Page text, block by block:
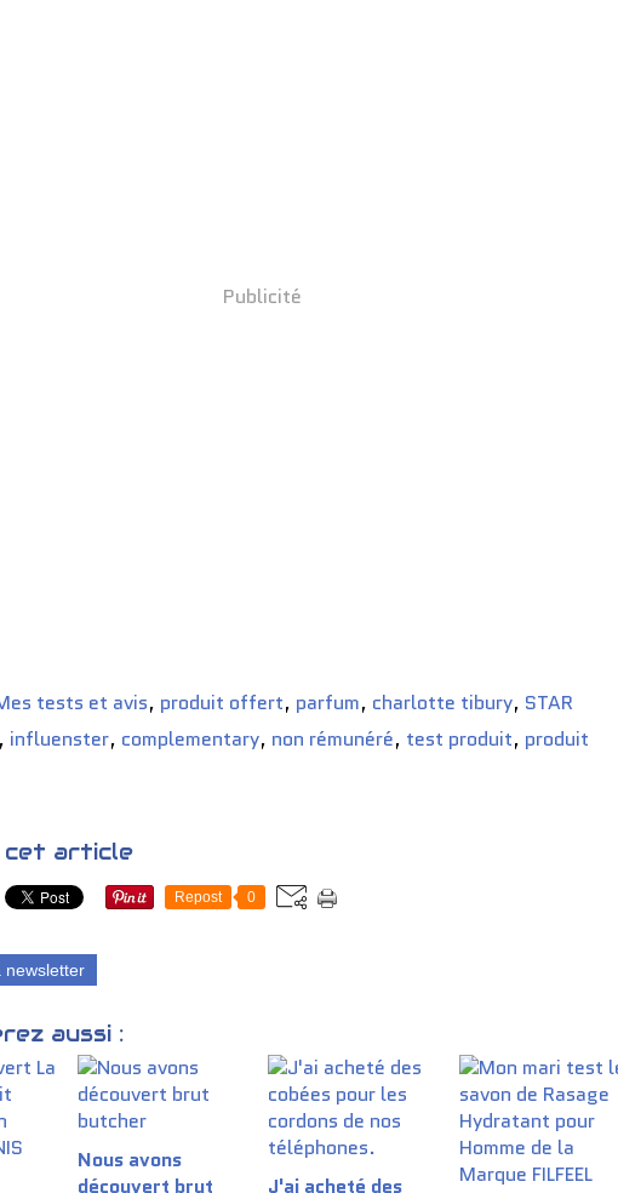
Publicité
tests et avis, produit offert, parfum, charlotte tibury, STAR
, influenster, complementary, non rémunéré, test produit, produit
cet article
Repost 0
newsletter
aussi :
Nous avons
découvert brut
J'ai acheté des